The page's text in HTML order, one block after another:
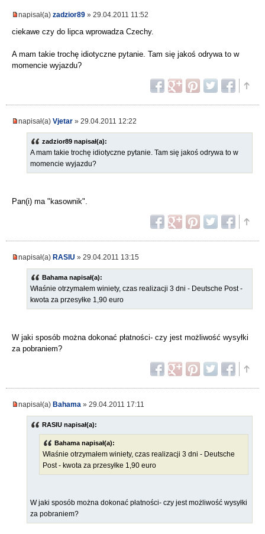
napisał(a) zadzior89 » 29.04.2011 11:52
ciekawe czy do lipca wprowadza Czechy.
A mam takie trochę idiotyczne pytanie. Tam się jakoś odrywa to w
momencie wyjazdu?
napisał(a) Vjetar » 29.04.2011 12:22
zadzior89 napisał(a):
A mam takie trochę idiotyczne pytanie. Tam się jakoś odrywa to w
momencie wyjazdu?
Pan(i) ma "kasownik".
napisał(a) RASIU » 29.04.2011 13:15
Bahama napisał(a):
Właśnie otrzymałem winiety, czas realizacji 3 dni - Deutsche Post -
kwota za przesyłke 1,90 euro
W jaki sposób można dokonać płatności- czy jest możliwość wysyłki
za pobraniem?
napisał(a) Bahama » 29.04.2011 17:11
RASIU napisał(a):
Bahama napisał(a):
Właśnie otrzymałem winiety, czas realizacji 3 dni - Deutsche
Post - kwota za przesyłke 1,90 euro
W jaki sposób można dokonać płatności- czy jest możliwość wysyłki
za pobraniem?